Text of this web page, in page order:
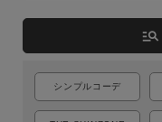
manage_search
シンプルコーデ